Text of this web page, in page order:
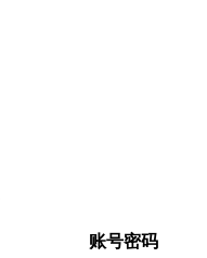
账号密码